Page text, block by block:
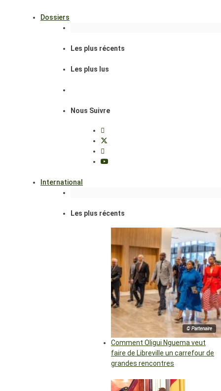
Dossiers
Les plus récents
Les plus lus
Nous Suivre
International
Les plus récents
© Partenaire
Comment Oligui Nguema veut
faire de Libreville un carrefour de
grandes rencontres